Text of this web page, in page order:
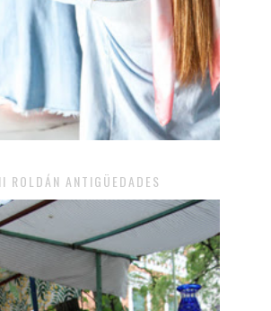
ROLDÁN ANTIGÜEDADES